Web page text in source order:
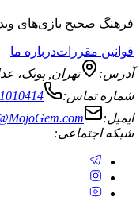
بازی‌های ویدئویی
درباره ما
تهران ,پونک، عدل شمالی،
02191010414 (20 خط)
Support@MojoGem.com